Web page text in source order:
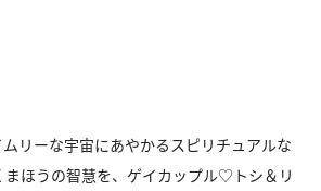
リーな宇宙にあやかるスピリチュアルな
まほうの智慧を、ゲイカップル♡トシ＆リ